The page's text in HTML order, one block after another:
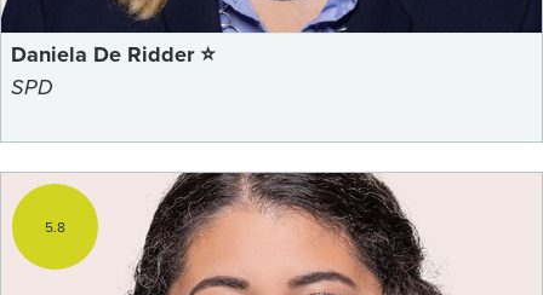
Daniela De Ridder ⭐
SPD
5.8